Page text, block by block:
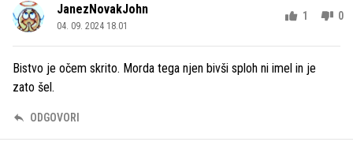
JanezNovakJohn
04. 09. 2024 18.01
1 0
Bistvo je očem skrito. Morda tega njen bivši sploh ni imel in je
zato šel.
ODGOVORI